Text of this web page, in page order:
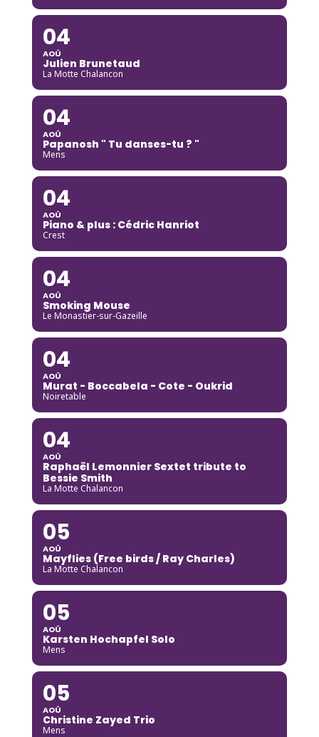
04
AOÛ
Julien Brunetaud
La Motte Chalancon
04
AOÛ
Papanosh " Tu danses-tu ? "
Mens
04
AOÛ
Piano & plus : Cédric Hanriot
Crest
04
AOÛ
Smoking Mouse
Le Monastier-sur-Gazeille
04
AOÛ
Murat - Boccabela - Cote - Oukrid
Noiretable
04
AOÛ
Raphaël Lemonnier Sextet tribute to
Bessie Smith
La Motte Chalancon
05
AOÛ
Mayflies (Free birds / Ray Charles)
La Motte Chalancon
05
AOÛ
Karsten Hochapfel Solo
Mens
05
AOÛ
Christine Zayed Trio
Mens